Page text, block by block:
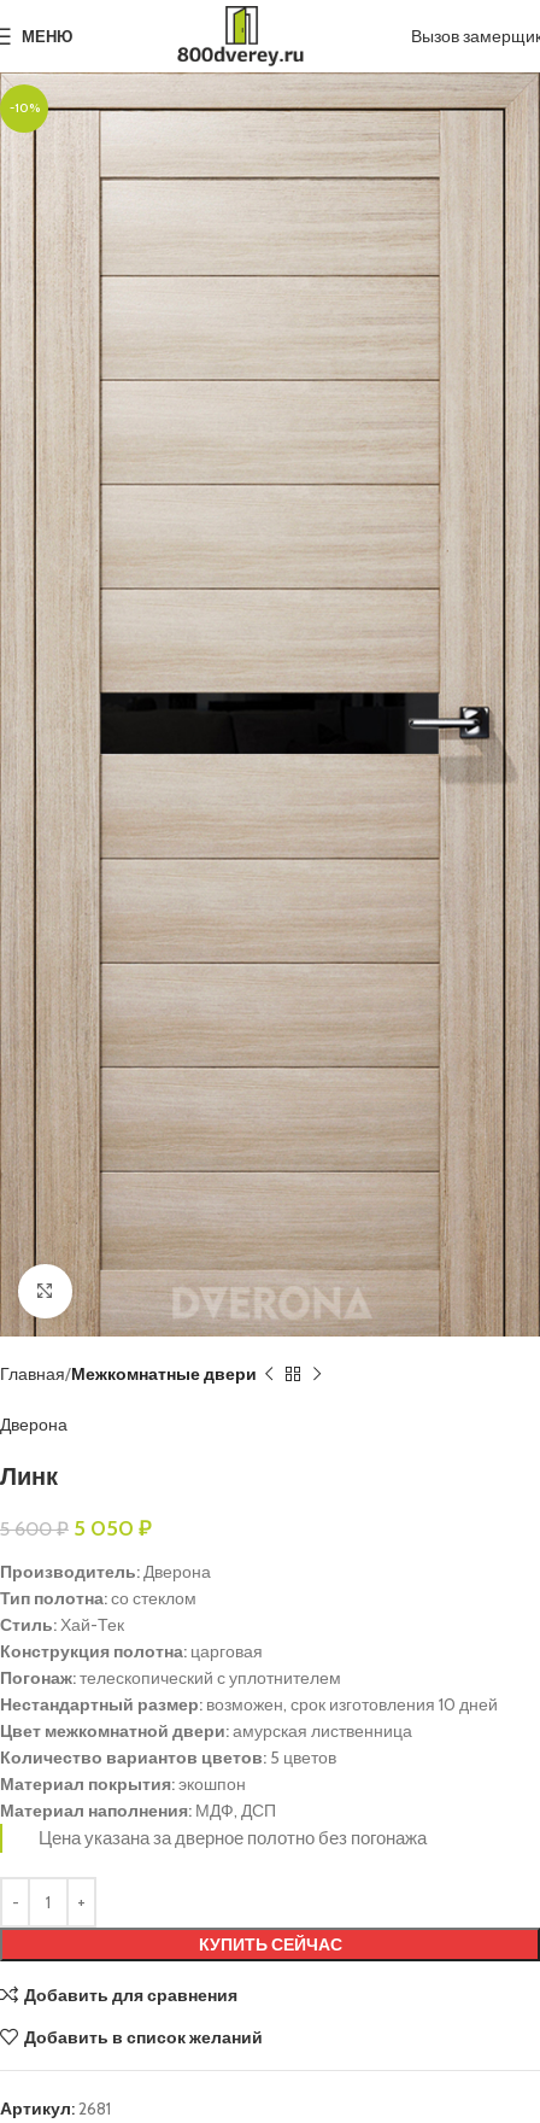
МЕНЮ Вызов
-10%
Нажмите, чтобы увеличить
Главная Межкомнатные двери
Дверона
Линк
5 600₽ 5 050 ₽
Производитель:Дверона
Тип полотна:со стеклом
Стиль:Хай-Тек
Конструкция полотна: царговая
Погонаж:телескопический с уплотнителем
Нестандартный размер: возможен, срок изготовления 10 дней
Цвет межкомнатной двери:амурская лиственница
Количество вариантов цветов: 5 цветов
Материал покрытия:экошпон
Материал наполнения: МДФ, ДСП
Цена указана за дверное полотно без погонажа
КУПИТЬ СЕЙЧАС
Добавить для сравнения
Добавить в список желаний
Артикул:2681